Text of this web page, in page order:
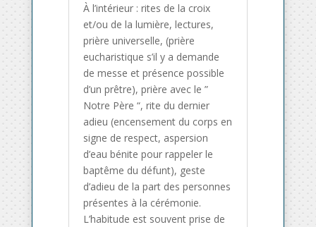
À l’intérieur : rites de la croix
et/ou de la lumière, lectures,
prière universelle, (prière
eucharistique s’il y a demande
de messe et présence possible
d’un prêtre), prière avec le ”
Notre Père “, rite du dernier
adieu (encensement du corps en
signe de respect, aspersion
d’eau bénite pour rappeler le
baptême du défunt), geste
d’adieu de la part des personnes
présentes à la cérémonie.
L’habitude est souvent prise de